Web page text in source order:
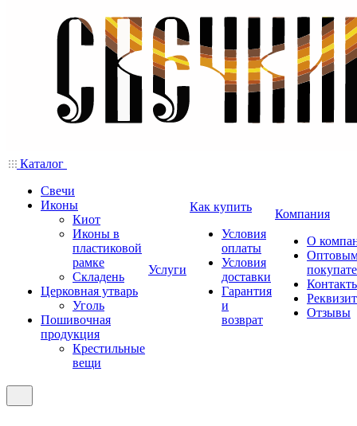
Каталог
Свечи
Иконы
Киот
Иконы в
пластиковой
рамке
Складень
Церковная утварь
Уголь
Пошивочная
продукция
Крестильные
вещи
Услуги
Как купить
Условия
оплаты
Условия
доставки
Гарантия
и
возврат
Компания
О
Отзывы